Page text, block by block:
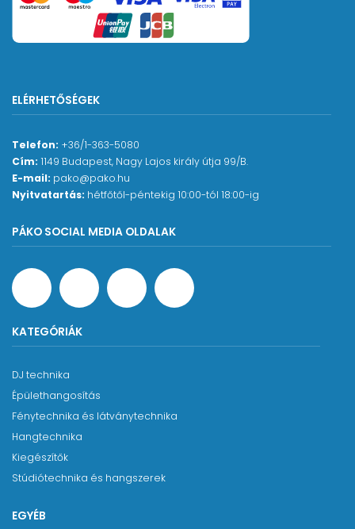
ELÉRHETŐSÉGEK
Telefon: +36/1-363-5080
Cím: 1149 Budapest, Nagy Lajos király útja 99/B.
E-mail: pako@pako.hu
Nyitvatartás: hétfőtől-péntekig 10:00-tól 18:00-ig
PÁKO SOCIAL MEDIA OLDALAK
KATEGÓRIÁK
DJ technika
Épülethangosítás
Fénytechnika és látványtechnika
Hangtechnika
Kiegészítők
Stúdiótechnika és hangszerek
EGYÉB